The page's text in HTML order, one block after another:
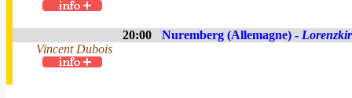
20:00 Nuremberg (Allemagne) -
Vincent Dubois